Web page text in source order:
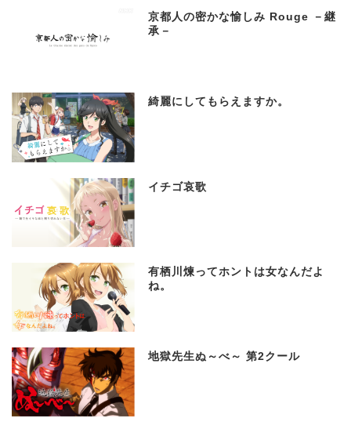
京都人の密かな愉しみ Rouge －継
承－
綺麗にしてもらえますか。
イチゴ哀歌
有栖川煉ってホントは女なんだよ
ね。
地獄先生ぬ～べ～ 第2クール